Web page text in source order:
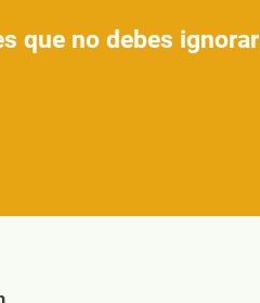
que no debes ignorar